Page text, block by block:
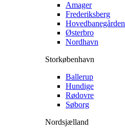
Amager
Frederiksberg
Hovedbanegården
Østerbro
Nordhavn
Storkøbenhavn
Ballerup
Hundige
Rødovre
Søborg
Nordsjælland